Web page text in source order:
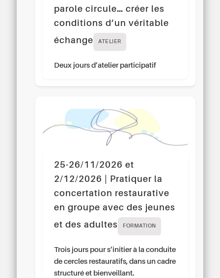
parole circule… créer les
conditions d’un véritable
échange
ATELIER
Deux jours d’atelier participatif
25-26/11/2026 et
2/12/2026 | Pratiquer la
concertation restaurative
en groupe avec des jeunes
et des adultes
FORMATION
Trois jours pour s’initier à la conduite
de cercles restauratifs, dans un cadre
structuré et bienveillant.